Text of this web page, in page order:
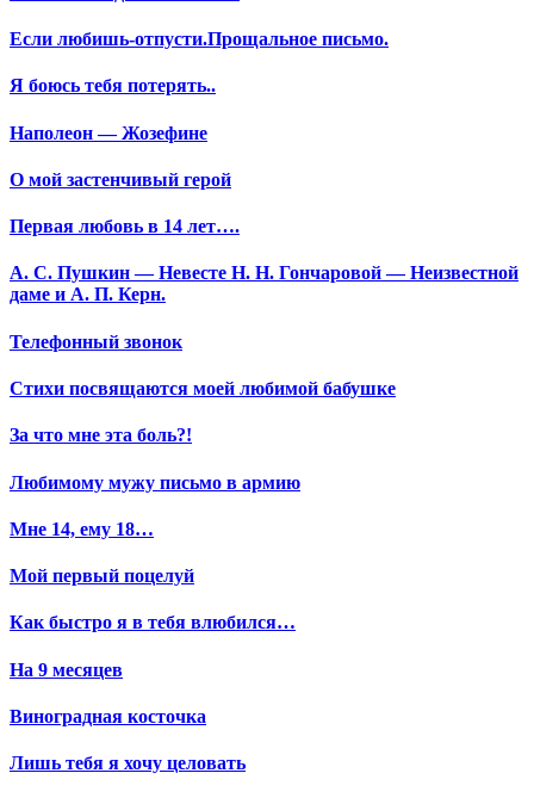
Если любишь-отпусти.Прощальное письмо.
Я боюсь тебя потерять..
Наполеон — Жозефине
О мой застенчивый герой
Первая любовь в 14 лет….
А. С. Пушкин — Невесте Н. Н. Гончаровой — Неизвестной
даме и А. П. Керн.
Телефонный звонок
Стихи посвящаются моей любимой бабушке
За что мне эта боль?!
Любимому мужу письмо в армию
Мне 14, ему 18…
Мой первый поцелуй
Как быстро я в тебя влюбился…
На 9 месяцев
Виноградная косточка
Лишь тебя я хочу целовать